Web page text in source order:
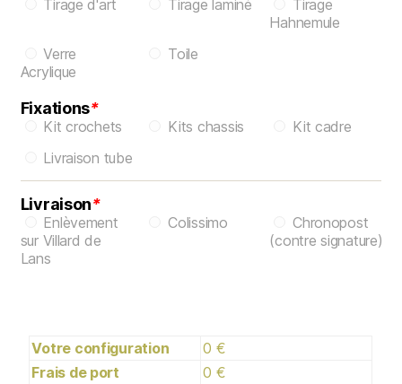
Tirage d'art Tirage laminé
Tirage
Hahnemule
Verre
Acrylique
Toile
Fixations*
Kit crochets Kits chassis
Kit cadre
Livraison tube
Livraison*
Enlèvement
sur Villard de
Lans
Colissimo
Chronopost
(contre signature)
Votre configuration
0 €
Frais de port
0 €